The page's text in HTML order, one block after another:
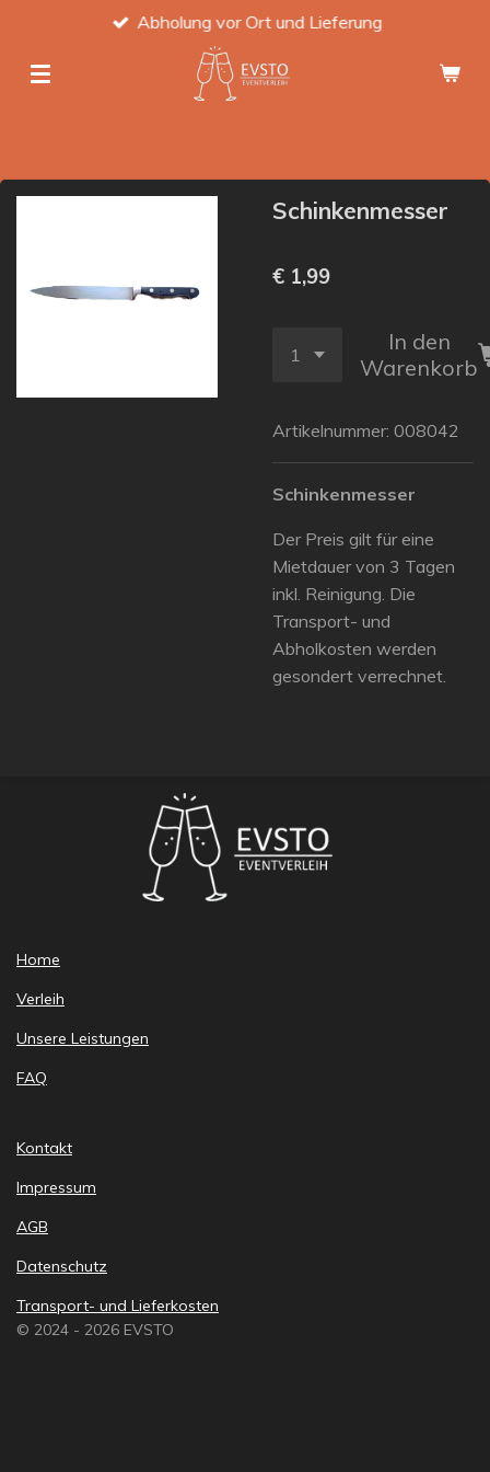
springen
Abholung vor Ort und Lieferung
Schinkenmesser
€ 1,99
In den
Warenkorb
Artikelnummer: 008042
Schinkenmesser
Der Preis gilt für eine
Mietdauer von 3 Tagen
inkl. Reinigung. Die
Transport- und
Abholkosten werden
gesondert verrechnet.
Home
Verleih
Unsere Leistungen
FAQ
Kontakt
Impressum
AGB
Datenschutz
Transport- und Lieferkosten
© 2024 - 2026 EVSTO